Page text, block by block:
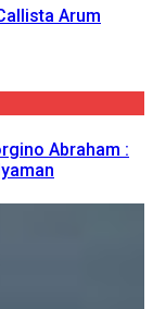
Arum
Abraham :